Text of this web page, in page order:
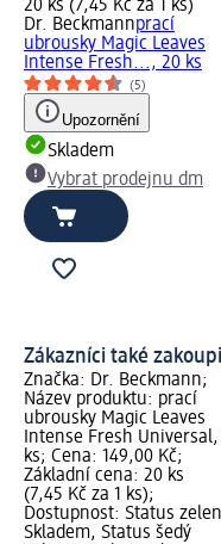
20 ks (7,45 Kč za 1 ks)
Dr. Beckmannprací
ubrousky Magic Leaves
Intense Fresh..., 20 ks
(5)
Upozornění
Skladem
Vybrat prodejnu dm
Zákazníci také
Značka: Dr. Beckmann;
Název produktu: prací
ubrousky Magic Leaves
Intense Fresh Universal,
ks; Cena: 149,00 Kč;
Základní cena: 20 ks
(7,45 Kč za 1 ks);
Dostupnost: Status
Skladem, Status šedý